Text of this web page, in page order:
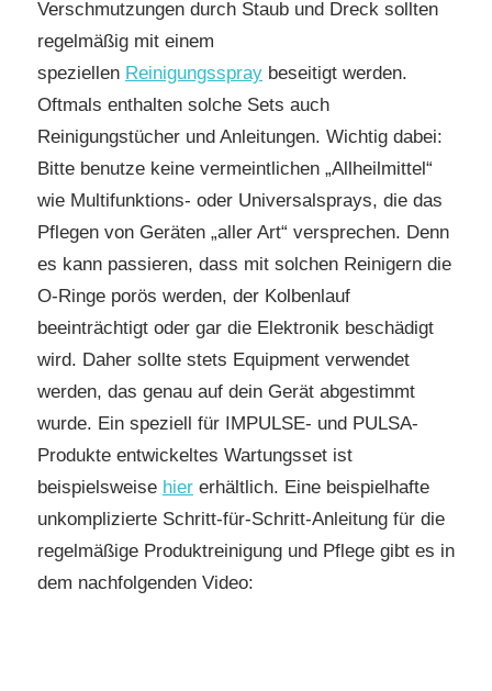
Verschmutzungen durch Staub und Dreck sollten
regelmäßig mit einem
speziellen Reinigungsspray beseitigt werden.
Oftmals enthalten solche Sets auch
Reinigungstücher und Anleitungen. Wichtig dabei:
Bitte benutze keine vermeintlichen „Allheilmittel“
wie Multifunktions- oder Universalsprays, die das
Pflegen von Geräten „aller Art“ versprechen. Denn
es kann passieren, dass mit solchen Reinigern die
O-Ringe porös werden, der Kolbenlauf
beeinträchtigt oder gar die Elektronik beschädigt
wird. Daher sollte stets Equipment verwendet
werden, das genau auf dein Gerät abgestimmt
wurde. Ein speziell für IMPULSE- und PULSA-
Produkte entwickeltes Wartungsset ist
beispielsweise hier erhältlich. Eine beispielhafte
unkomplizierte Schritt-für-Schritt-Anleitung für die
regelmäßige Produktreinigung und Pflege gibt es in
dem nachfolgenden Video: